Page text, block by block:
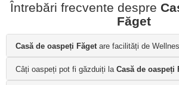
Întrebări frecvente despre
Făget
Casă de oaspeți Făgetare facilități de
Câți oaspeți pot fi găzduiți la Casă de oaspeți